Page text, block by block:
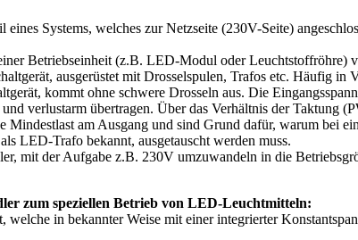
eines Systems, welches zur Netzseite (230V-Seite)
Betriebseinheit (z.B. LED-Modul oder
ausgerüstet mit Drosselspulen, Trafos etc. Häufig
kommt ohne schwere Drosseln aus. Die
verlustarm übertragen. Über das Verhältnis der Taktung
Mindestlast am Ausgang und sind Grund dafür, warum bei
LED-Trafo bekannt, ausgetauscht werden muss.
mit der Aufgabe z.B. 230V umzuwandeln in die
zum speziellen Betrieb von LED-Leuchtmitteln:
in bekannter Weise mit einer integrierter